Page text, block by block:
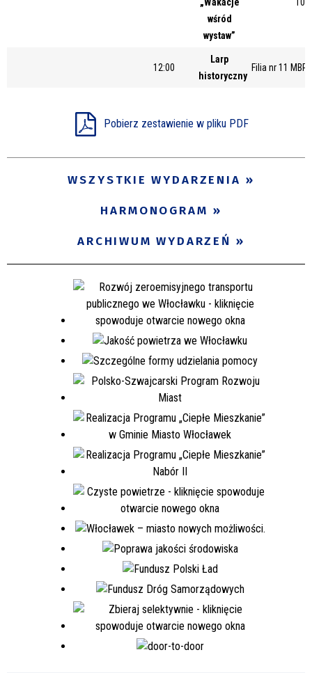
wśród
wystaw”
12:00
Larp
historyczny
Filia nr 11
Pobierz zestawienie w pliku PDF
WSZYSTKIE WYDARZENIA
HARMONOGRAM
ARCHIWUM WYDARZEŃ